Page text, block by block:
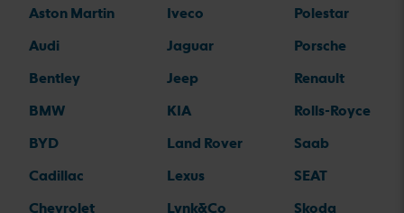
Aston Martin
Audi
Bentley
BMW
BYD
Cadillac
Chevrolet
Iveco
Jaguar
Jeep
KIA
Land Rover
Lexus
Lynk&Co
Polestar
Porsche
Renault
Rolls-Royce
Saab
SEAT
Skoda